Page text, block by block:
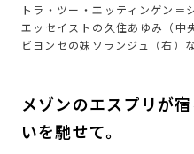
トラ・ツー・エッティンゲン＝
エッセイストの久住あゆみ（中
ビヨンセの妹ソランジュ（右）
メゾンのエスプリが
いを馳せて。